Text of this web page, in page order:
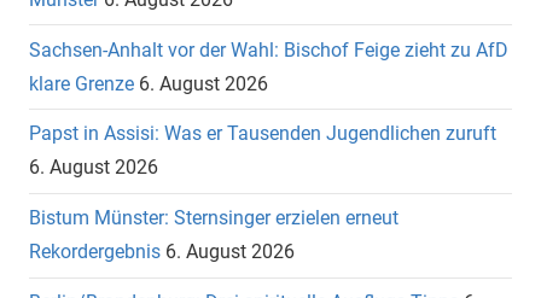
Sachsen-Anhalt vor der Wahl: Bischof Feige zieht zu AfD
klare Grenze 6. August 2026
Papst in Assisi: Was er Tausenden Jugendlichen zuruft
6. August 2026
Bistum Münster: Sternsinger erzielen erneut
Rekordergebnis 6. August 2026